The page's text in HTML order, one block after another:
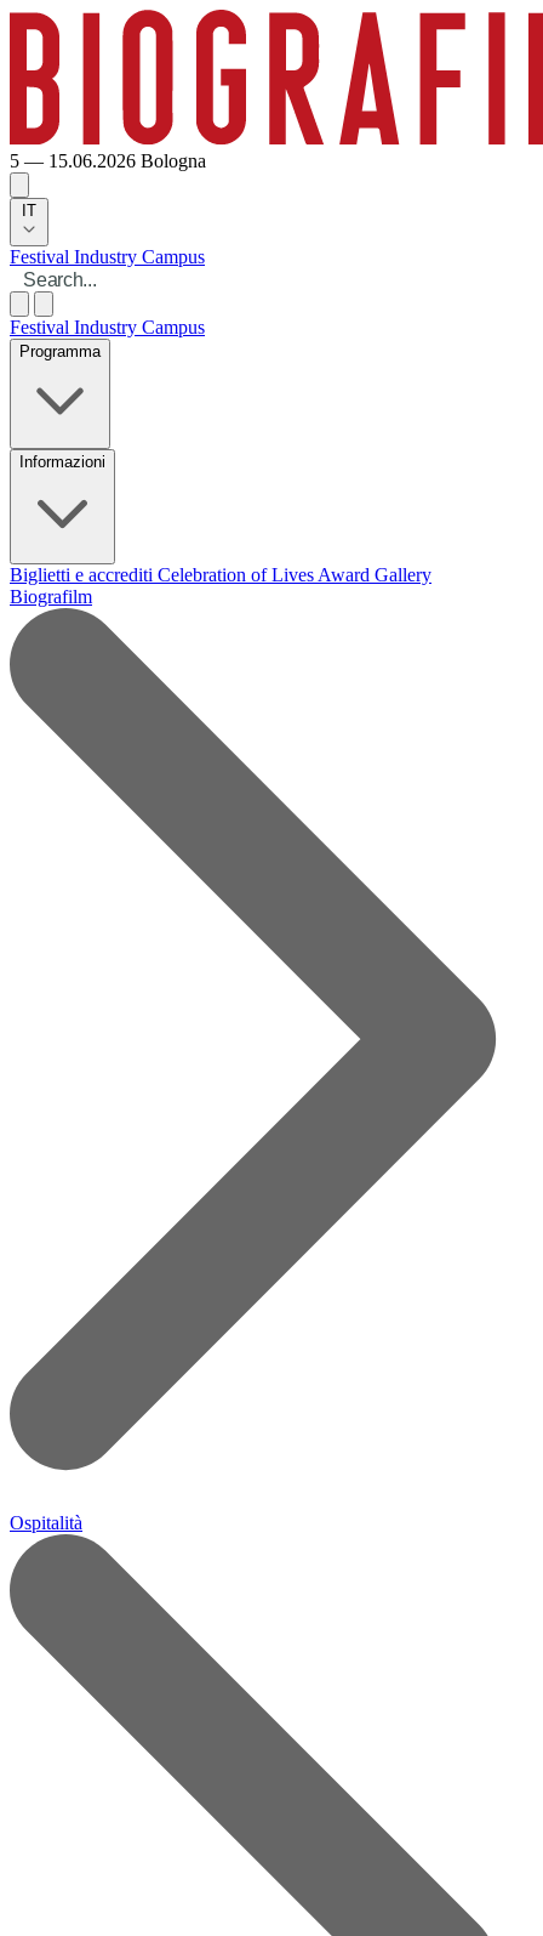
5 — 15.06.2026 Bologna
IT
Festival Industry Campus
Festival Industry Campus
Programma
Informazioni
Biglietti e accrediti Celebration of Lives Award Gallery
Biografilm
Ospitalità